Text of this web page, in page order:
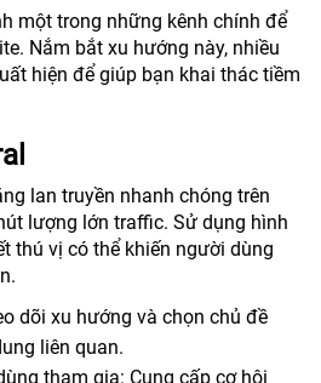
một trong những kênh chính để
Nắm bắt xu hướng này, nhiều
hiện để giúp bạn khai thác tiềm
lan truyền nhanh chóng trên
lượng lớn traffic. Sử dụng hình
thú vị có thể khiến người dùng
dõi xu hướng và chọn chủ đề
liên quan.
tham gia: Cung cấp cơ hội